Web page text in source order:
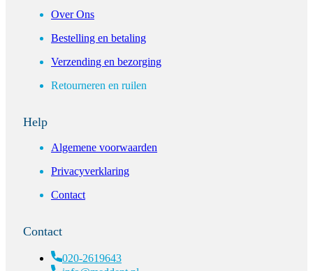
Over Ons
Bestelling en betaling
Verzending en bezorging
Retourneren en ruilen
Help
Algemene voorwaarden
Privacyverklaring
Contact
Contact
020-2619643